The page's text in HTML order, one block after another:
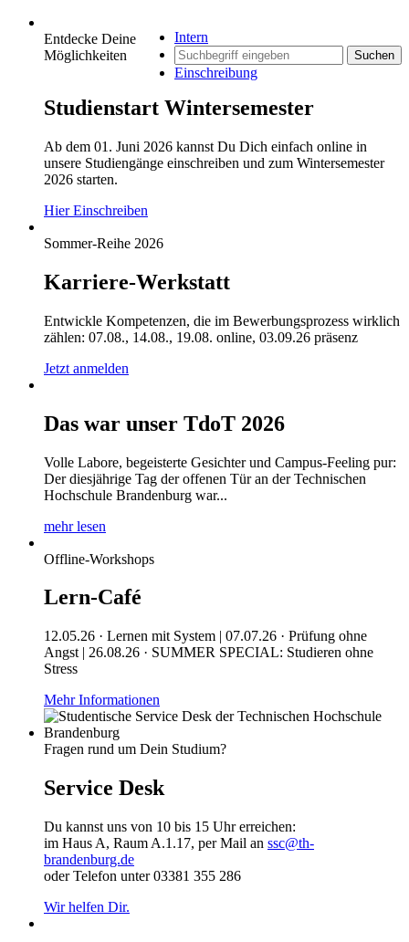
Intern
Suchen
Einschreibung
Entdecke Deine
Möglichkeiten
Studienstart Wintersemester
Ab dem 01. Juni 2026 kannst Du Dich einfach online in
unsere Studiengänge einschreiben und zum Wintersemester
2026 starten.
Hier Einschreiben
Sommer-Reihe 2026
Karriere-Werkstatt
Entwickle Kompetenzen, die im Bewerbungsprozess wirklich
zählen: 07.08., 14.08., 19.08. online, 03.09.26 präsenz
Jetzt anmelden
Das war unser TdoT 2026
Volle Labore, begeisterte Gesichter und Campus-Feeling pur:
Der diesjährige Tag der offenen Tür an der Technischen
Hochschule Brandenburg war...
mehr lesen
Offline-Workshops
Lern-Café
12.05.26 · Lernen mit System | 07.07.26 · Prüfung ohne
Angst | 26.08.26 · SUMMER SPECIAL: Studieren ohne
Stress
Mehr Informationen
Fragen rund um Dein Studium?
Service Desk
Du kannst uns von 10 bis 15 Uhr erreichen:
im Haus A, Raum A.1.17, per Mail an ssc@th-
brandenburg.de
oder Telefon unter 03381 355 286
Wir helfen Dir.